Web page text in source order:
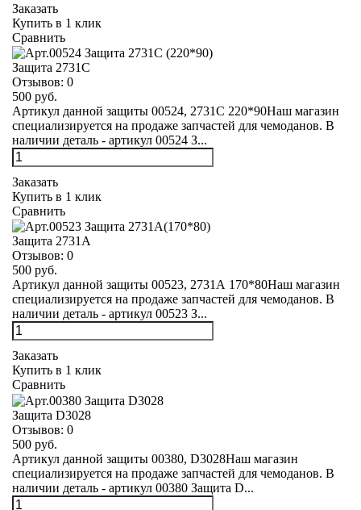
Заказать
Купить в 1 клик
Сравнить
Защита 2731С
Отзывов: 0
500 руб.
Артикул данной защиты 00524, 2731С 220*90Наш магазин
специализируется на продаже запчастей для чемоданов. В
наличии деталь - артикул 00524 З...
Заказать
Купить в 1 клик
Сравнить
Защита 2731А
Отзывов: 0
500 руб.
Артикул данной защиты 00523, 2731А 170*80Наш магазин
специализируется на продаже запчастей для чемоданов. В
наличии деталь - артикул 00523 З...
Заказать
Купить в 1 клик
Сравнить
Защита D3028
Отзывов: 0
500 руб.
Артикул данной защиты 00380, D3028Наш магазин
специализируется на продаже запчастей для чемоданов. В
наличии деталь - артикул 00380 Защита D...